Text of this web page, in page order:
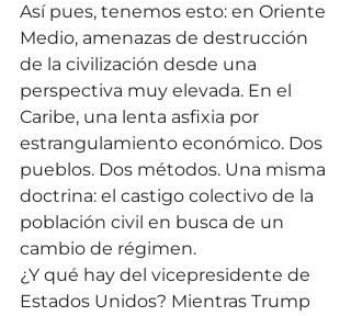
Así pues, tenemos esto: en Oriente
Medio, amenazas de destrucción
de la civilización desde una
perspectiva muy elevada. En el
Caribe, una lenta asfixia por
estrangulamiento económico. Dos
pueblos. Dos métodos. Una misma
doctrina: el castigo colectivo de la
población civil en busca de un
cambio de régimen.
¿Y qué hay del vicepresidente de
Estados Unidos? Mientras Trump